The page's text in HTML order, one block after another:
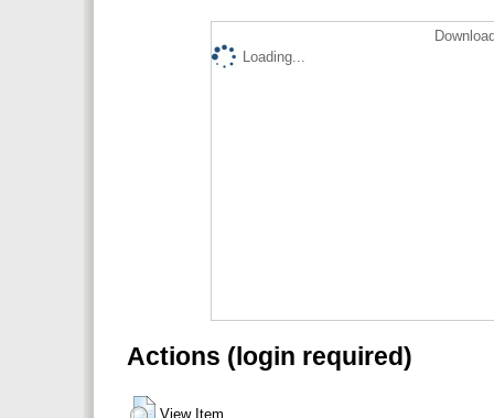
Loading...
Actions (login required)
View Item